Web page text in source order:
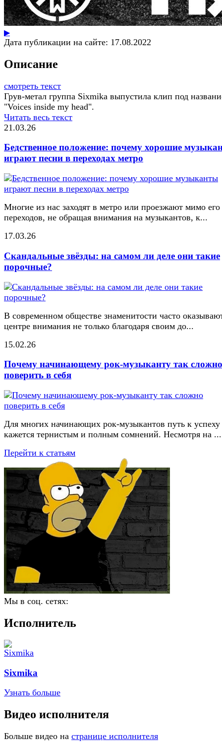
▶
Дата публикации на сайте: 17.08.2022
Описание
смотреть текст
Грув-метал группа Sixmika выпустила клип под
"Voices inside my head".
Читать весь текст
21.03.26
Бедственное положение: почему хорошие
играют песни в переходах метро
Многие из нас заходят в метро или проезжают мимо его
переходов, не обращая внимания на музыкантов, к...
17.03.26
Скандальные звёзды: на самом ли деле они такие
порочные?
В современном обществе знаменитости часто
центре внимания не только благодаря своим до...
15.02.26
Почему начинающему рок-музыканту так сложно
поверить в себя
Для многих начинающих рок-музыкантов путь к успеху
кажется тернистым и полным сомнений. Несмотря на ...
Перейти к статьям
Мы в соц. сетях:
Исполнитель
Sixmika
Узнать больше
Видео исполнителя
Больше видео на странице исполнителя